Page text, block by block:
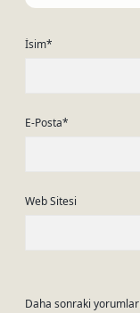
İsim*
E-Posta*
Web Sitesi
Daha sonraki